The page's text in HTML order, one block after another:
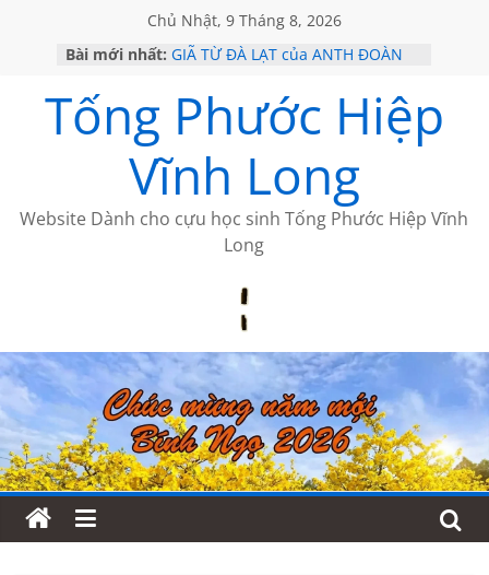
Chủ Nhật, 9 Tháng 8, 2026
Bài mới nhất: GIÃ TỪ ĐÀ LẠT của ANTH ĐOÀN
KHÔNG ĐỀ 20 CỦA THÁI LÃO
KHÔNG ĐỀ 19 CỦA THÁI LÃO
CHÙM THƠ CỦA BÍCH HÀ
Tống Phước Hiệp
Vĩnh Long
Website Dành cho cựu học sinh Tống Phước Hiệp Vĩnh
Long